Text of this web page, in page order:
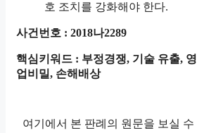
호 조치를 강화해야 한다.
사건번호 : 2018나2289
핵심키워드 : 부정경쟁, 기술 유출, 영
업비밀, 손해배상
여기에서 본 판례의 원문을 보실 수